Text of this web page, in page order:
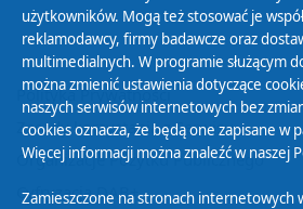
Polityka Prywatności
Zasady korzystania z Serwisu
Organizacje Pożytku Publicznego
Cyfryzacja DAB+
użytkowników. Mogą też stosować je
reklamodawcy, firmy badawcze oraz
multimedialnych. W programie służącym
można zmienić ustawienia dotyczące
naszych serwisów internetowych bez
cookies oznacza, że będą one zapisane w
Więcej informacji można znaleźć w naszej
Zamieszczone na stronach internetowych